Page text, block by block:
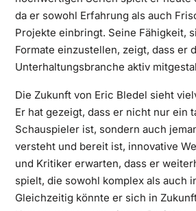
da er sowohl Erfahrung als auch
Projekte einbringt. Seine Fähigkeit,
Formate einzustellen, zeigt, dass er
Unterhaltungsbranche aktiv
Die Zukunft von Eric Bledel sieht
Er hat gezeigt, dass er nicht nur ein
Schauspieler ist, sondern auch
versteht und bereit ist, innovative
und Kritiker erwarten, dass er
spielt, die sowohl komplex als auch
Gleichzeitig könnte er sich in